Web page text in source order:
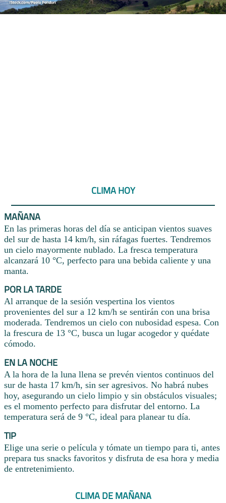
CLIMA HOY
MAÑANA
En las primeras horas del día se anticipan vientos suaves
del sur de hasta 14 km/h, sin ráfagas fuertes. Tendremos
un cielo mayormente nublado. La fresca temperatura
alcanzará 10 °C, perfecto para una bebida caliente y una
manta.
POR LA TARDE
Al arranque de la sesión vespertina los vientos
provenientes del sur a 12 km/h se sentirán con una brisa
moderada. Tendremos un cielo con nubosidad espesa. Con
la frescura de 13 °C, busca un lugar acogedor y quédate
cómodo.
EN LA NOCHE
A la hora de la luna llena se prevén vientos continuos del
sur de hasta 17 km/h, sin ser agresivos. No habrá nubes
hoy, asegurando un cielo limpio y sin obstáculos visuales;
es el momento perfecto para disfrutar del entorno. La
temperatura será de 9 °C, ideal para planear tu día.
TIP
Elige una serie o película y tómate un tiempo para ti, antes
prepara tus snacks favoritos y disfruta de esa hora y media
de entretenimiento.
CLIMA DE MAÑANA